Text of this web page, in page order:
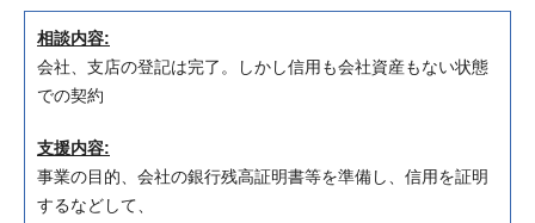
相談内容:
会社、支店の登記は完了。しかし信用も会社資産もない状態
での契約
支援内容:
事業の目的、会社の銀行残高証明書等を準備し、信用を証明
するなどして、